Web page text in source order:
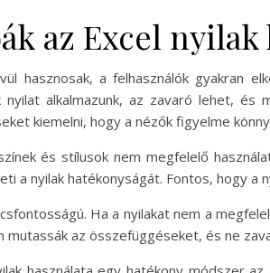
az Excel
hasznosak, a felhasználók gyakran
nyilat alkalmazunk, az zavaró lehet,
kiemelni, hogy a nézők figyelme
és stílusok nem megfelelő
a nyilak hatékonyságát. Fontos, hogy
Ha a nyilakat nem a
mutassák az összefüggéseket, és ne